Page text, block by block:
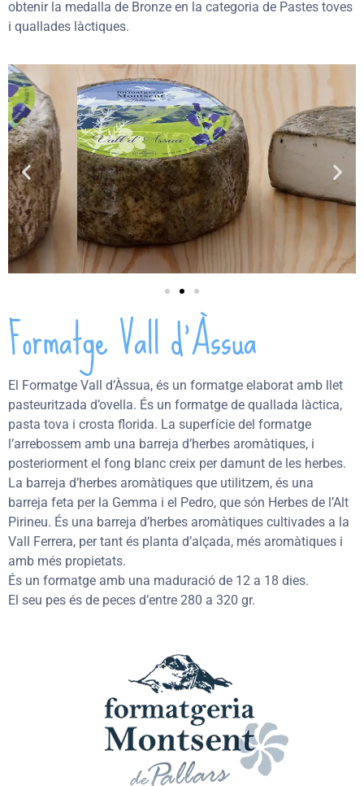
obtenir la medalla de Bronze en la categoria de Pastes toves
i quallades làctiques.
Formatge Vall d’Àssua
El Formatge Vall d’Àssua, és un formatge elaborat amb llet
pasteuritzada d’ovella. És un formatge de quallada làctica,
pasta tova i crosta florida. La superfície del formatge
l’arrebossem amb una barreja d’herbes aromàtiques, i
posteriorment el fong blanc creix per damunt de les herbes.
La barreja d’herbes aromàtiques que utilitzem, és una
barreja feta per la Gemma i el Pedro, que són Herbes de l’Alt
Pirineu. És una barreja d’herbes aromàtiques cultivades a la
Vall Ferrera, per tant és planta d’alçada, més aromàtiques i
amb més propietats.
És un formatge amb una maduració de 12 a 18 dies.
El seu pes és de peces d’entre 280 a 320 gr.